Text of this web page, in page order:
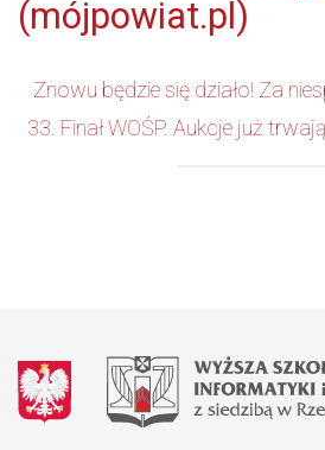
(mójpowiat.pl)
Znowu będzie się działo! Za
33. Finał WOŚP. Aukcje już